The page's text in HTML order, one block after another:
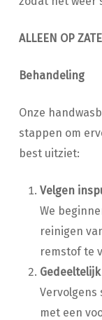
ALLEEN OP
Behandeling
Onze
stappen om
best uitziet:
Velgen
We
reinigen
remstof te
Vervolgens
met een